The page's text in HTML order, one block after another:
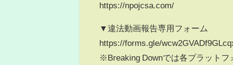
https://npojcsa.com/
▼違法動画報告専用フォーム
https://forms.gle/
※Breaking Downでは各プラットフ